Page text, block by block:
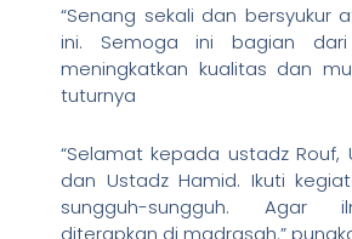
“Senang sekali dan bersyukur
ini. Semoga ini bagian
meningkatkan kualitas dan
tuturnya
“Selamat kepada ustadz Rouf,
dan Ustadz Hamid. Ikuti
sungguh-sungguh. Agar
diterapkan di madrasah.”